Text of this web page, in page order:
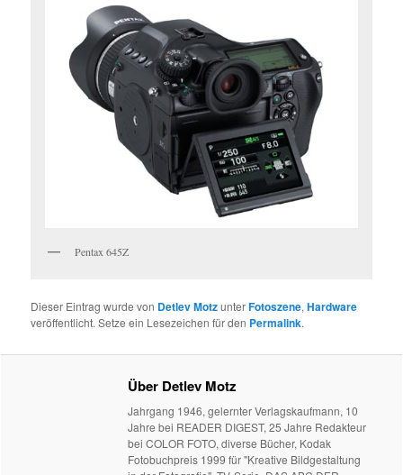
Pentax 645Z
Dieser Eintrag wurde von Detlev MotzunterFotoszene,Hardware
veröffentlicht. Setze ein Lesezeichen für den Permalink.
Über Detlev Motz
Jahrgang 1946, gelernter Verlagskaufmann, 10
Jahre bei READER DIGEST, 25 Jahre Redakteur
bei COLOR FOTO, diverse Bücher, Kodak
Fotobuchpreis 1999 für "Kreative Bildgestaltung